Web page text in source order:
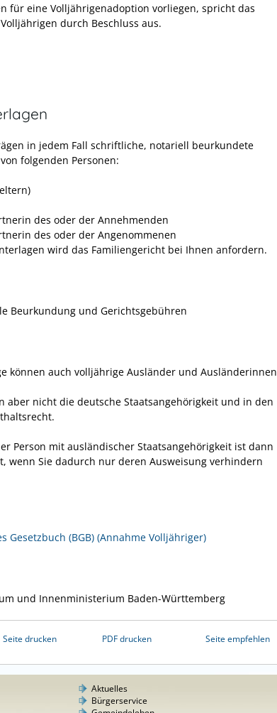
für eine Volljährigenadoption vorliegen, spricht das
durch Beschluss aus.
in jedem Fall schriftliche, notariell beurkundete
folgenden Personen:
des oder der Annehmenden
des oder der Angenommenen
wird das Familiengericht bei Ihnen anfordern.
Beurkundung und Gerichtsgebühren
können auch volljährige Ausländer und Ausländerinnen
aber nicht die deutsche Staatsangehörigkeit und in den
Person mit ausländischer Staatsangehörigkeit ist dann
wenn Sie dadurch nur deren Ausweisung verhindern
Gesetzbuch (BGB) (Annahme Volljähriger)
und Innenministerium Baden-Württemberg
Seite drucken PDF drucken Seite empfehlen
Aktuelles
Bürgerservice